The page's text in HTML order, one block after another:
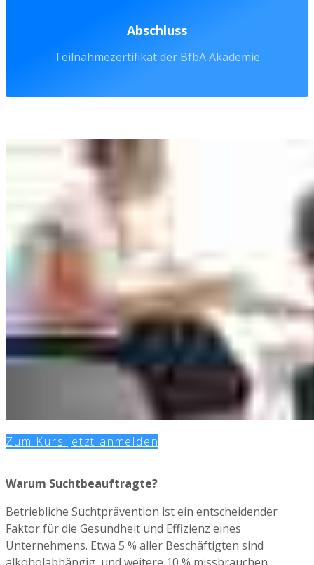
Abschluss
Teilnahmezertifikat der BfbA Akademie
Zum Kurs jetzt anmelden
Warum Suchtbeauftragte?
Betriebliche Suchtprävention ist ein entscheidender
Faktor für die Gesundheit und Effizienz eines
Unternehmens. Etwa 5 % aller Beschäftigten sind